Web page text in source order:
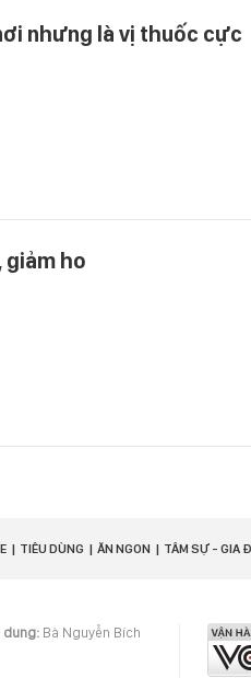
nhưng là vị thuốc cực
giảm ho
TIÊU DÙNG ĂN NGON TÂM SỰ - GIA
dung: Bà Nguyễn Bích